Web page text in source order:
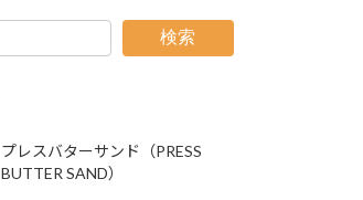
検索
プレスバターサンド（PRESS
BUTTER SAND）